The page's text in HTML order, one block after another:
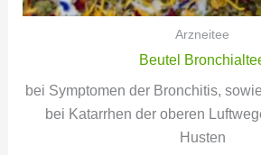
Arzneitee
Beutel
bei Symptomen der Bronchitis,
bei Katarrhen der oberen
Husten